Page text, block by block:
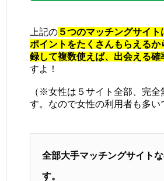
上記の ５つのマッチングサイ
ポイントをたくさんもらえるか
録して複数使えば、出会える確
すよ！
（※女性は５サイト全部、完全
す。なので女性の利用者も多い
全部大手マッチングサイト
す。